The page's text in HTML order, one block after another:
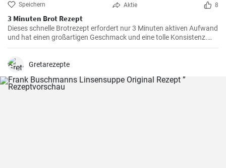
Speichern Aktie 8
3 Minuten Brot Rezept
Dieses schnelle Brotrezept erfordert nur 3 Minuten aktiven Aufwand
und hat einen großartigen Geschmack und eine tolle Konsistenz.
Dieses Brot eignet sich perfekt für den täglichen Verzehr und ist
Gretarezepte